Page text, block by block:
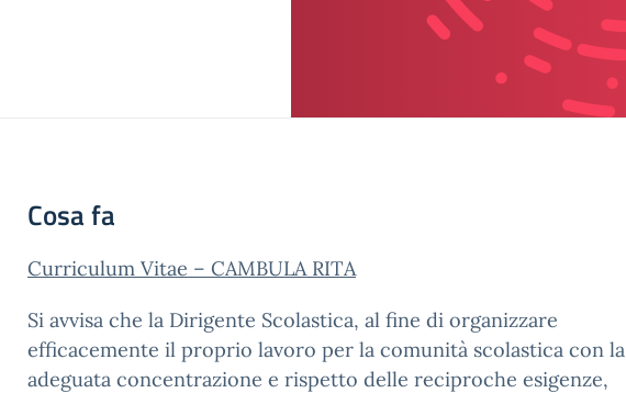
Cosa fa
Curriculum Vitae – CAMBULA RITA
Si avvisa che la Dirigente Scolastica, al fine di organizzare
efficacemente il proprio lavoro per la comunità scolastica con la
adeguata concentrazione e rispetto delle reciproche esigenze,